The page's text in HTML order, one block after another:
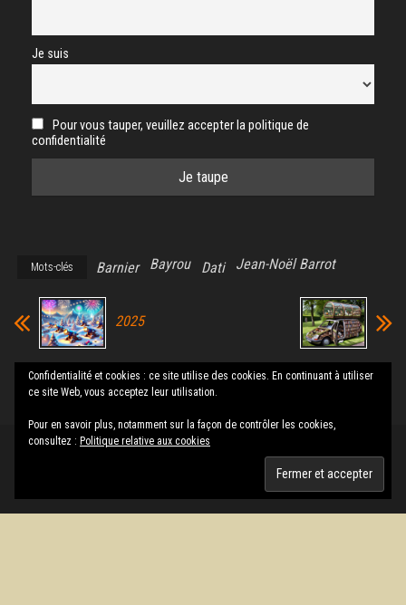
Je suis
Pour vous tauper, veuillez accepter la politique de
confidentialité
Mots-clés Barnier Bayrou Dati Jean-Noël Barrot
2025
Ma voiture et
Thème :Envo Magazine
Confidentialité et cookies : ce site utilise des cookies. En continuant à utiliser
ce site Web, vous acceptez leur utilisation.
Pour en savoir plus, notamment sur la façon de contrôler les cookies,
consultez : Politique relative aux cookies